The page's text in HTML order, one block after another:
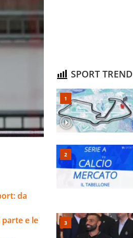
da
e le
SPORT TREND